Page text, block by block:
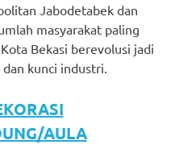
Jabodetabek dan
masyarakat paling
Bekasi berevolusi jadi
kunci industri.
AULA